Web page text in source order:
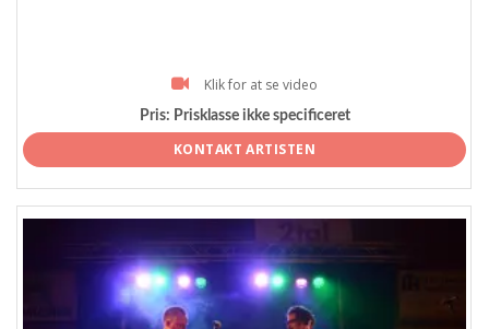
Klik for at se video
Pris: Prisklasse ikke specificeret
KONTAKT ARTISTEN